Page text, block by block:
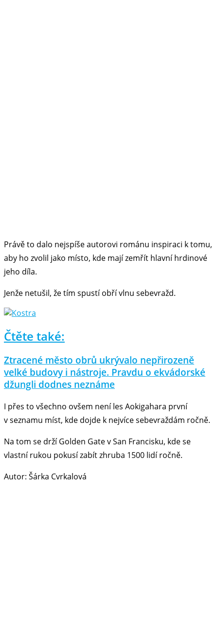
Právě to dalo nejspíše autorovi románu inspiraci k tomu,
aby ho zvolil jako místo, kde mají zemřít hlavní hrdinové
jeho díla.
Jenže netušil, že tím spustí obří vlnu sebevražd.
Čtěte také:
Ztracené město obrů ukrývalo nepřirozeně
velké budovy i nástroje. Pravdu o ekvádorské
džungli dodnes neznáme
I přes to všechno ovšem není les Aokigahara první
v seznamu míst, kde dojde k nejvíce sebevraždám ročně.
Na tom se drží Golden Gate v San Francisku, kde se
vlastní rukou pokusí zabít zhruba 1500 lidí ročně.
Autor: Šárka Cvrkalová